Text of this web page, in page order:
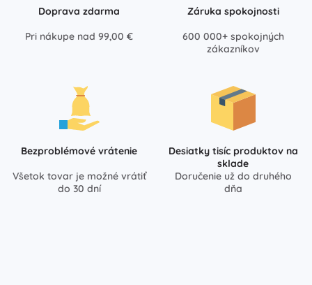
Doprava zdarma
Pri nákupe nad 99,00 €
Záruka spokojnosti
600 000+ spokojných
zákazníkov
Bezproblémové vrátenie
Všetok tovar je možné vrátiť
do 30 dní
Desiatky tisíc produktov na
sklade
Doručenie už do druhého
dňa